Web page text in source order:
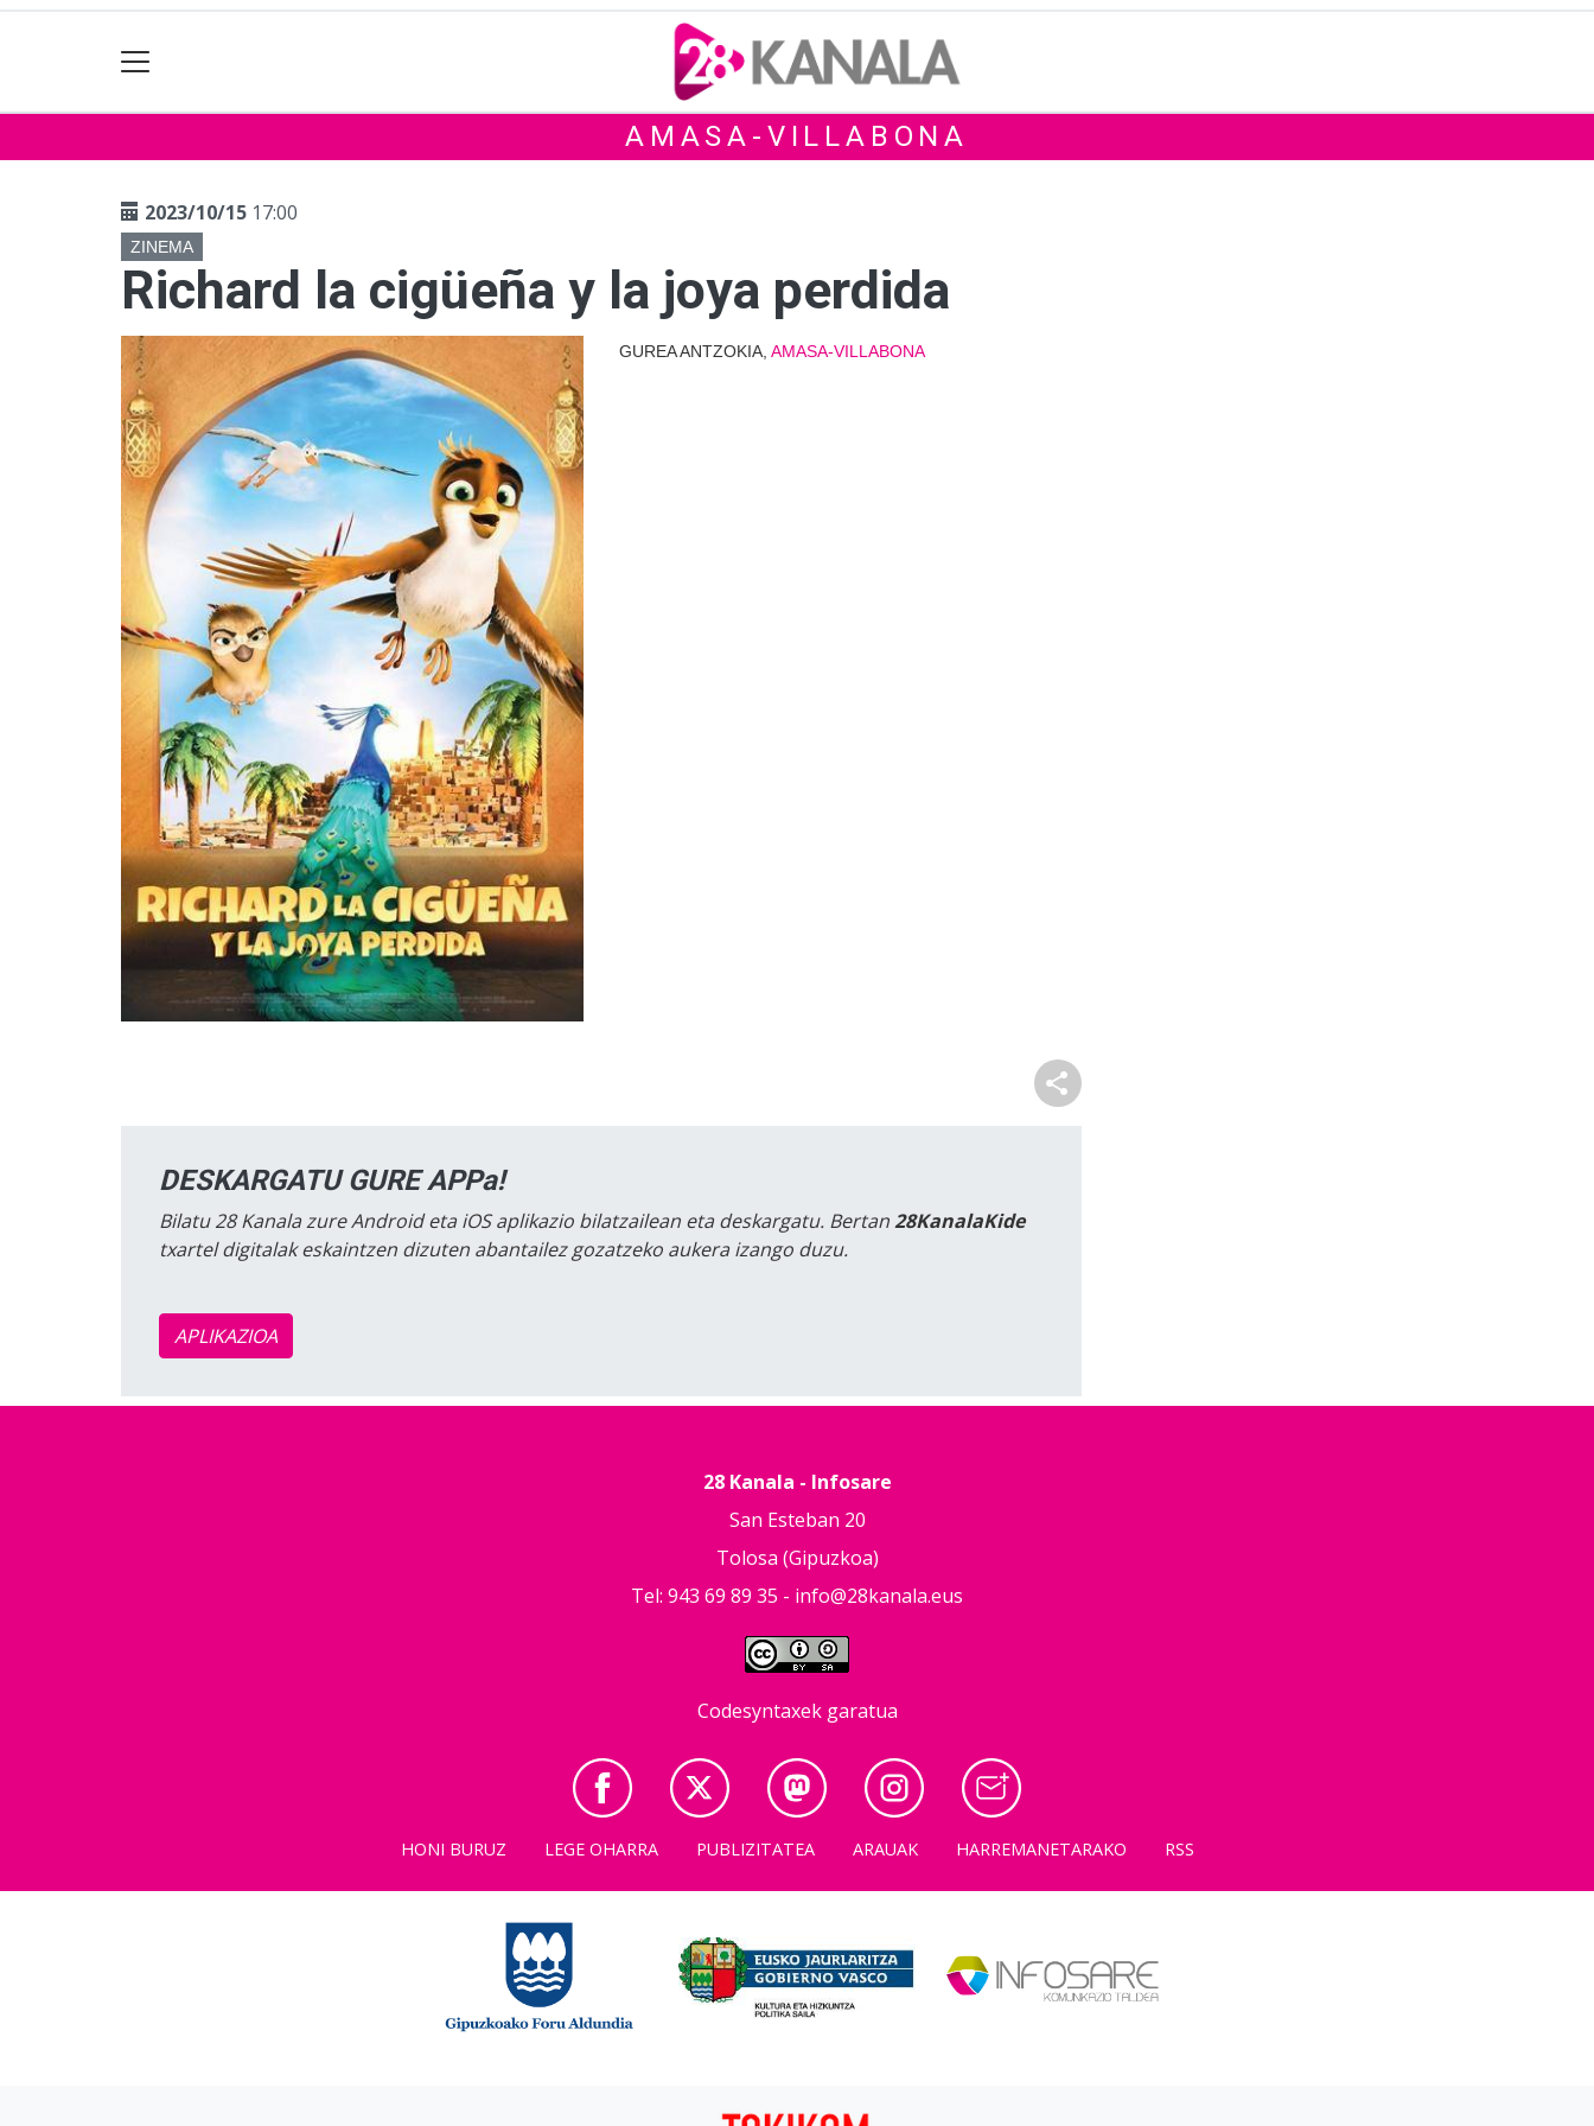
AMASA-VILLABONA
2023/10/15 17:00
ZINEMA
Richard la cigüeña y la joya perdida
GUREA ANTZOKIA, AMASA-VILLABONA
DESKARGATU GURE APPa!
Bilatu 28 Kanala zure Android eta iOS aplikazio bilatzailean eta deskargatu. Bertan28KanalaKide
txartel digitalak eskaintzen dizuten abantailez gozatzeko aukera izango duzu.
APLIKAZIOA
28 Kanala - Infosare
San Esteban 20
Tolosa (Gipuzkoa)
Tel: 943 69 89 35 - info@28kanala.eus
Codesyntaxek garatua
HONI BURUZ LEGE OHARRA PUBLIZITATEA ARAUAK HARREMANETARAKO RSS